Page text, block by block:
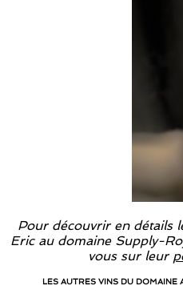
Pour découvrir en détails
Eric au domaine Supply-
vous sur leur
LES AUTRES VINS DU DOMAINE